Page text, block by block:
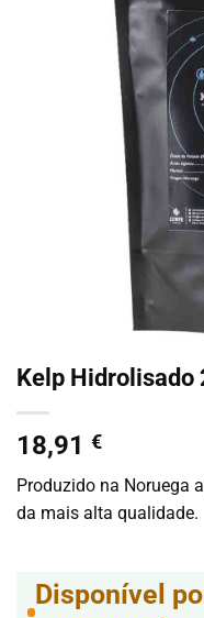
Kelp Hidrolisado
18,91 €
Produzido na Noruega
da mais alta qualidade.
Disponível